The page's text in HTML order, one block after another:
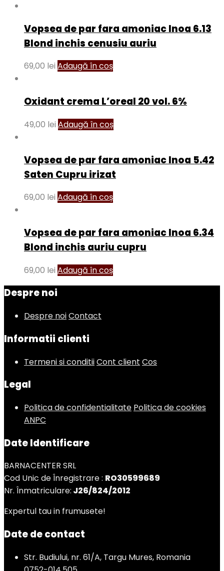
Vopsea de par fara amoniac Inoa 6.13
Blond inchis cenusiu auriu
69,00 lei Adaugă în coș
Oxidant crema L’oreal 20 vol. 6%
49,00 lei Adaugă în coș
Vopsea de par fara amoniac Inoa 5.42
Saten Cupru irizat
69,00 lei Adaugă în coș
Vopsea de par fara amoniac Inoa 6.34
Blond inchis auriu cupru
69,00 lei Adaugă în coș
Despre noi
Despre noiContact
Informatii clienti
Termeni si conditiiCont client Cos
Legal
Politica de confidentialitate Politica de cookies
ANPC
Date Identificare
BARNACENTER SRL
Cod Unic de Înregistrare : RO30599689
Nr. Înmatriculare: J26/824/2012
Expertul tau in frumusete!
Date de contact
Str. Budiului, nr. 61/A, Targu Mures, Romania